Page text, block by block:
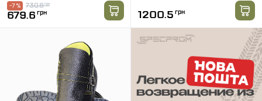
730.8грн
-7 %
679.6 грн 1200.5 грн